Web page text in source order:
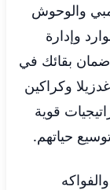
والوحوش
وإدارة
بقائك في
وكراكين
قوية
حياتهم.